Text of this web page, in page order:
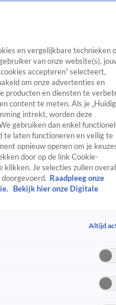
TV Algemeen
Tip
RealityCrimeVideo's
en vergelijkbare technieken
van onze website(s),
accepteren” selecteert,
om onze advertenties en
producten en diensten te
content te meten. Als je
intrekt, worden deze
gebruiken dan enkel
te laten functioneren en veilig te
opnieuw openen om je
door op de link Cookie-
Je selecties zullen overal
Raadpleeg onze
Bekijk hier onze Digitale
Altijd